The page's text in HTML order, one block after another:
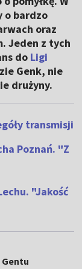
o bardzo
oraz
Jeden z tych
do Ligi
Genk, nie
drużyny.
transmisji
Poznań. "Z
"Jakość
Gentu